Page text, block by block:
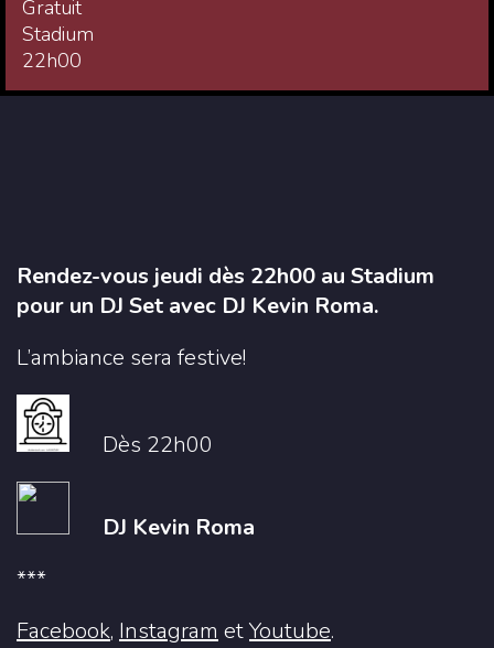
Gratuit
Stadium
22h00
Rendez-vous jeudi dès 22h00 au Stadium
pour un DJ Set avec DJ Kevin Roma.
L’ambiance sera festive!
Dès 22h00
DJ Kevin Roma
***
Facebook, Instagram etYoutube.